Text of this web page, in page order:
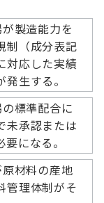
製造能力を
制（成分表記
対応した実績
生する。
標準配合に
未承認または
になる。
材料の産地
管理体制がそ